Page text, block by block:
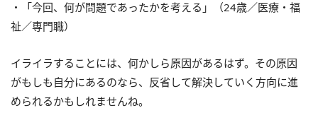
・「今回、何が問題であったかを考える」（24歳／医療・福
祉／専門職）
イライラすることには、何かしら原因があるはず。その原因
がもしも自分にあるのなら、反省して解決していく方向に進
められるかもしれませんね。